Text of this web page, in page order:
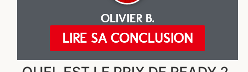
OLIVIER B.
LIRE SA CONCLUSION